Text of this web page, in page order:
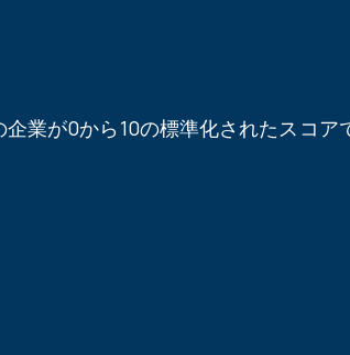
業が0から10の標準化されたスコア